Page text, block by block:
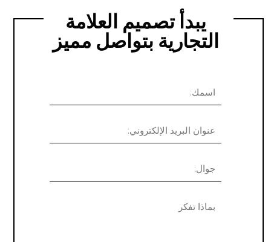
يبدأ تصميم العلامة
التجارية بتواصل مميز